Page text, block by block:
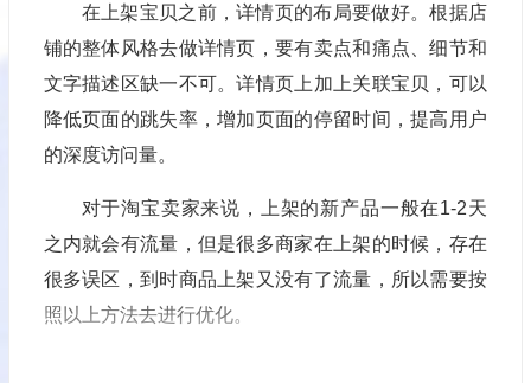
在上架宝贝之前，详情页的布局要做好。根据店
铺的整体风格去做详情页，要有卖点和痛点、细节和
文字描述区缺一不可。详情页上加上关联宝贝，可以
降低页面的跳失率，增加页面的停留时间，提高用户
的深度访问量。
对于淘宝卖家来说，上架的新产品一般在1-2天
之内就会有流量，但是很多商家在上架的时候，存在
很多误区，到时商品上架又没有了流量，所以需要按
照以上方法去进行优化。